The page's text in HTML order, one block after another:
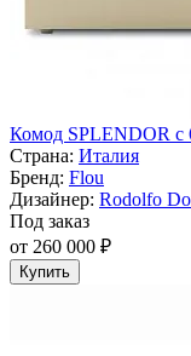
Комод SPLENDOR
Страна: Италия
Бренд: Flou
Дизайнер: Rodolfo
Под заказ
от 260 000 ₽
Купить